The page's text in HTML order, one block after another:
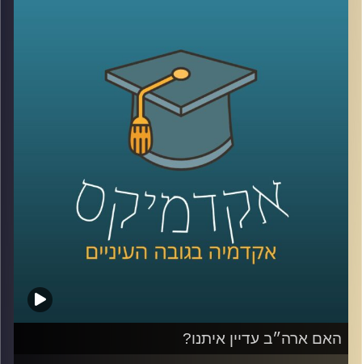
הבטוח מוצאת את עצמה לא פעם תחת מבחן מתמשך
היום ב”אקדמיקס” ננסה להבין מה גורם לזוגות לא רק לשרוד
את התקופות האלה, אלא אפילו לצמוח מהן.
לשם כך הזמנתי את ד”ר רוני שוחט־פשדצקי, פסיכולוגית
קלינית בכירה ומדריכה מוסמכת בפסיכותרפיה
ופסיכו־דיאגנוסטיקה, בעלת דוקטורט מאוניברסיטת בר־אילן.
כיום היא מנהלת את הקליניקה לקהילה בביה”ס לפסיכולוגיה
ע”ש ברוך איבצ’ר ומשמשת כמרצה באוניברסיטת רייכמן,
ומתמחה בעבודה עם מבוגרים, מתבגרים וילדים. היא מוסמכת
בטיפול זוגי בשיטת EFT, ובעלת ניסיון עשיר במחקר, ניהול
קליניקות והכשרה בשיטות טיפול מגוונות.
הכלים שיכולים לעזור לנו לשמור על קשר חזק ואוהב גם
כשכל מה שסביבנו מרגיש לא יציב
האם ארה״ב עדיין איתנו?